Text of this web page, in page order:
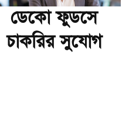
ডেকো ফুডসে
চাকরির সুযোগ